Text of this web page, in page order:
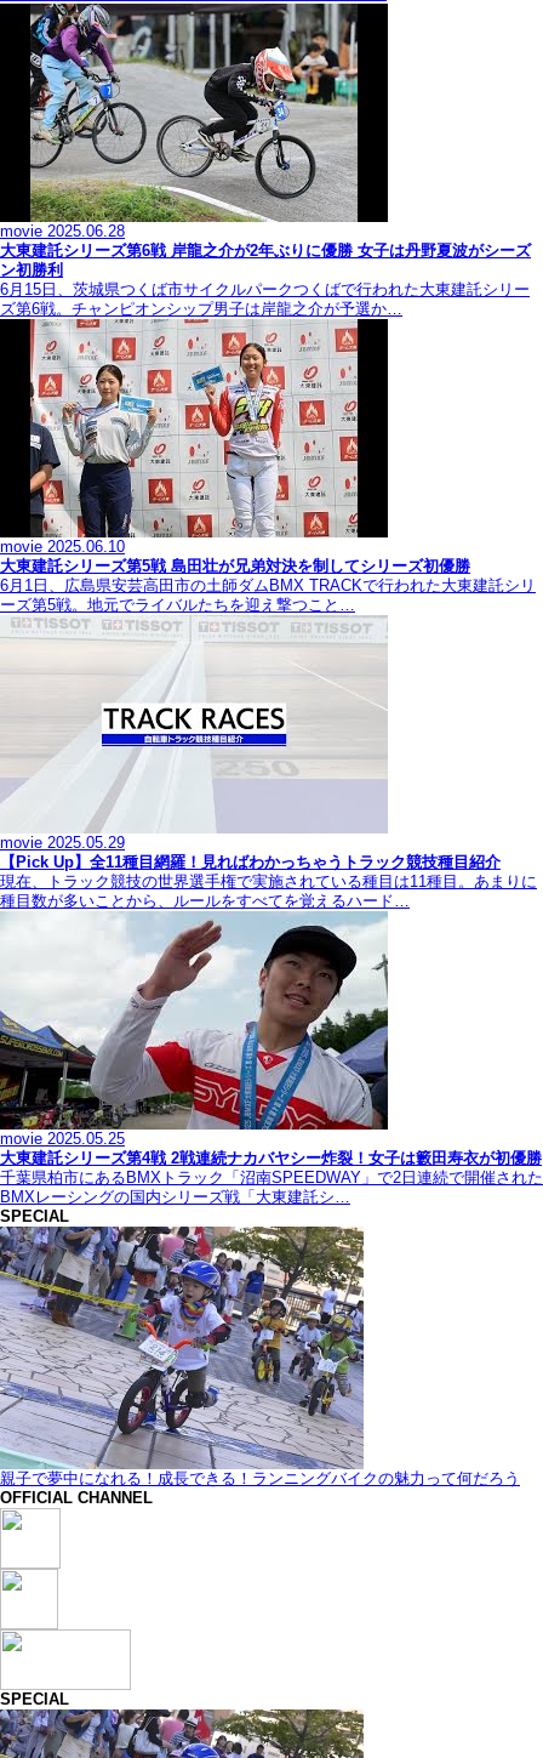
movie 2025.06.28
大東建託シリーズ第6戦 岸龍之介が2年ぶりに優勝 女子は丹野夏波がシーズ
ン初勝利
6月15日、茨城県つくば市サイクルパークつくばで行われた大東建託シリー
ズ第6戦。チャンピオンシップ男子は岸龍之介が予選か…
movie 2025.06.10
大東建託シリーズ第5戦 島田壮が兄弟対決を制してシリーズ初優勝
6月1日、広島県安芸高田市の土師ダムBMX TRACKで行われた大東建託シリ
ーズ第5戦。地元でライバルたちを迎え撃つこと…
movie 2025.05.29
【Pick Up】全11種目網羅！見ればわかっちゃうトラック競技種目紹介
現在、トラック競技の世界選手権で実施されている種目は11種目。あまりに
種目数が多いことから、ルールをすべてを覚えるハード…
movie 2025.05.25
大東建託シリーズ第4戦 2戦連続ナカバヤシー炸裂！女子は籔田寿衣が初優勝
千葉県柏市にあるBMXトラック「沼南SPEEDWAY」で2日連続で開催された
BMXレーシングの国内シリーズ戦「大東建託シ…
SPECIAL
親子で夢中になれる！成長できる！ランニングバイクの魅力って何だろう
OFFICIAL CHANNEL
SPECIAL